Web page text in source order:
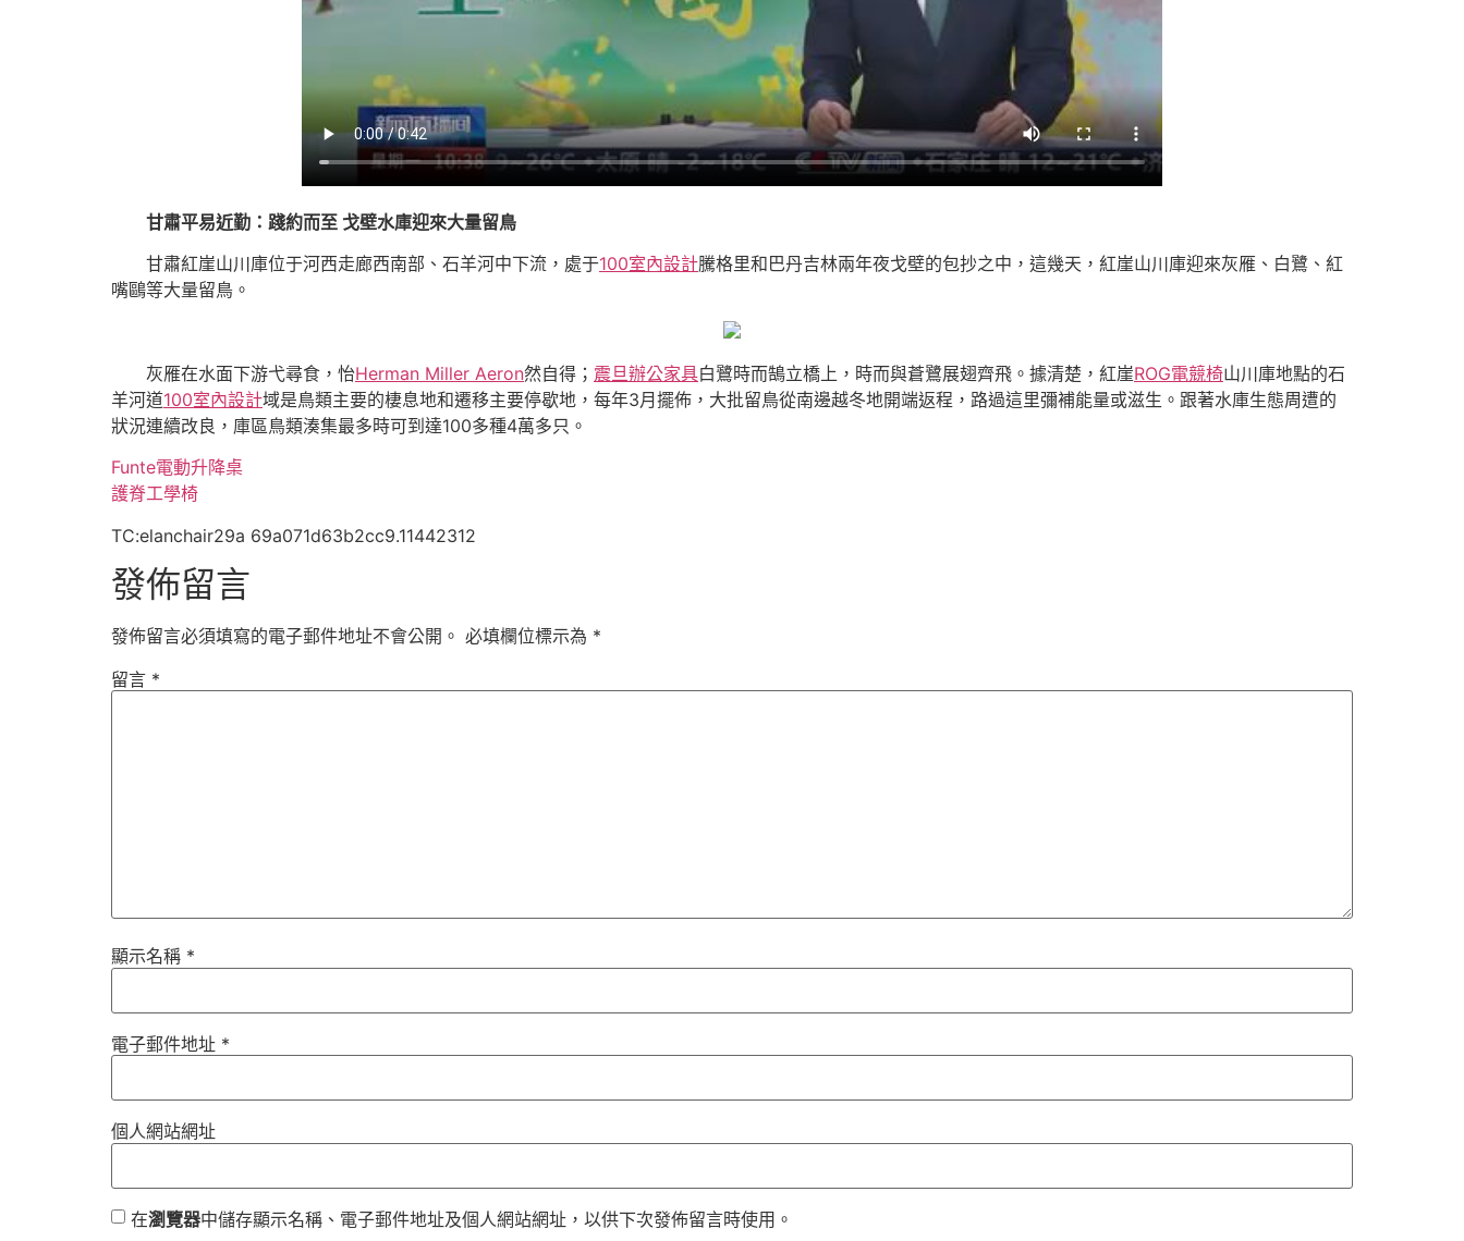
甘肅平易近勤：踐約而至 戈壁水庫迎來大量留鳥
甘肅紅崖山川庫位于河西走廊西南部、石羊河中下流，處于100室內設計騰格里和巴丹吉林兩年夜戈壁的包抄之中，這幾天，紅崖山川庫迎來灰雁、白鷺、紅
嘴鷗等大量留鳥。
灰雁在水面下游弋尋食，怡Herman Miller Aeron然自得； 震旦辦公家具白鷺時而鵠立橋上，時而與蒼鷺展翅齊飛。據清楚，紅崖ROG電競椅山川庫地點的石
羊河道100室內設計域是鳥類主要的棲息地和遷移主要停歇地，每年3月擺佈，大批留鳥從南邊越冬地開端返程，路過這里彌補能量或滋生。跟著水庫生態周遭的
狀況連續改良，庫區鳥類湊集最多時可到達100多種4萬多只。
Funte電動升降桌
護脊工學椅
TC:elanchair29a 69a071d63b2cc9.11442312
發佈留言
發佈留言必須填寫的電子郵件地址不會公開。 必填欄位標示為 *
留言 *
顯示名稱 *
電子郵件地址 *
個人網站網址
在瀏覽器中儲存顯示名稱、電子郵件地址及個人網站網址，以供下次發佈留言時使用。